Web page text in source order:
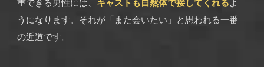
重できる男性には、 キャストも自然体で接してくれるよ
うになります。それが「また会いたい」と思われる一番
の近道です。